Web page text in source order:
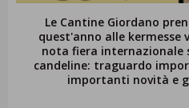
Le Cantine Giordano
quest'anno alle kermesse
nota fiera internazionale
candeline: traguardo
importanti novità e